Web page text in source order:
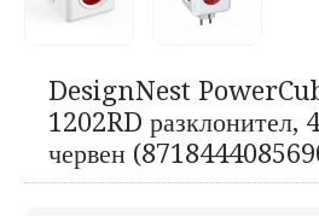
DesignNest
1202RD разклонител,
червен